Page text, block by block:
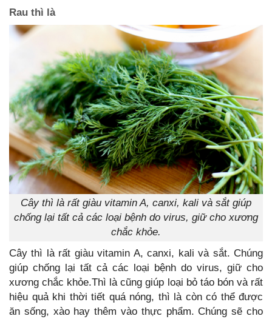
Rau thì là
Cây thì là rất giàu vitamin A, canxi, kali và sắt giúp
chống lại tất cả các loại bệnh do virus, giữ cho xương
chắc khỏe.
Cây thì là rất giàu vitamin A, canxi, kali và sắt. Chúng
giúp chống lại tất cả các loại bệnh do virus, giữ cho
xương chắc khỏe.Thì là cũng giúp loại bỏ táo bón và rất
hiệu quả khi thời tiết quá nóng, thì là còn có thể được
ăn sống, xào hay thêm vào thực phẩm. Chúng sẽ cho